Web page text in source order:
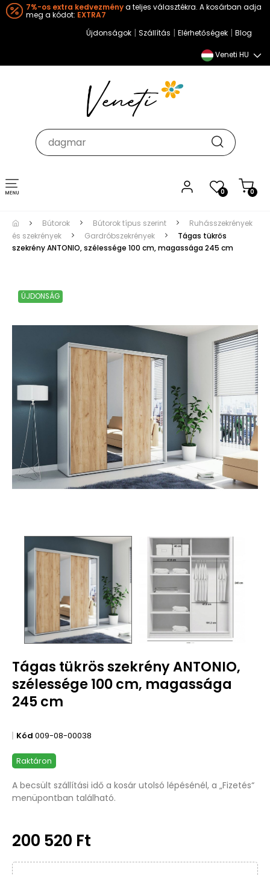
7%-os extra kedvezménya teljes választékra. A kosárban adja
meg a kódot: EXTRA7
Újdonságok | Szállítás | Elérhetőségek | Blog
Veneti HU
0 0
Toggle
navigation
Bútorok Bútorok típus szerint
Ruhásszekrények
és szekrények
Gardróbszekrények
Tágas tükrös
szekrény ANTONIO, szélessége 100 cm, magassága 245 cm
ÚJDONSÁG
Tágas tükrös szekrény ANTONIO,
szélessége 100 cm, magassága
245 cm
Kód 009-08-00038
Raktáron
A becsült szállítási idő a kosár utolsó lépésénél, a „Fizetés“
menüpontban található.
200 520 Ft